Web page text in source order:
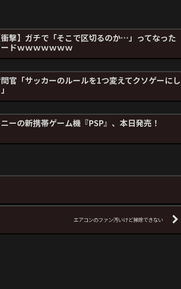
衝撃】ガチで「そこで区切るのか…」ってなった
ドｗｗｗｗｗｗｗ
官「サッカーのルールを1つ変えてクソゲーにし
ーの新携帯ゲーム機『PSP』、本日発売！
エアコンのファン汚いけど掃除できない